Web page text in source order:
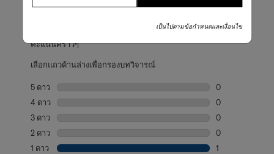
เป็นไปตามข้อกำหนดและเงื่อนไข
คะแนนคร่าวๆ
เลือกแถวด้านล่างเพื่อกรองบทวิจารณ์
5 ดาว ดาว
0
บทวิจารณ์0 บท
4 ดาว ดาว
0
บทวิจารณ์0 บท
3 ดาว ดาว
0
บทวิจารณ์0 บท
2 ดาว ดาว
0
บทวิจารณ์0 บท
1 ดาว ดาว
1